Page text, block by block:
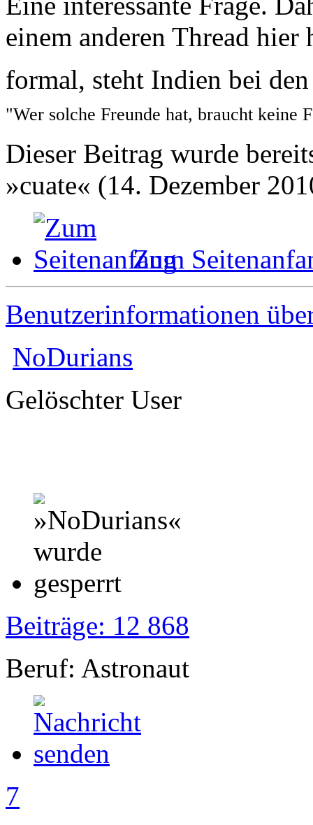
einem anderen Thread
formal, steht Indien bei
"Wer solche Freunde hat, braucht keine
Dieser Beitrag wurde
»cuate« (14. Dezember
Zum
Benutzerinformationen
NoDurians
Gelöschter User
Beiträge: 12 868
Beruf: Astronaut
7